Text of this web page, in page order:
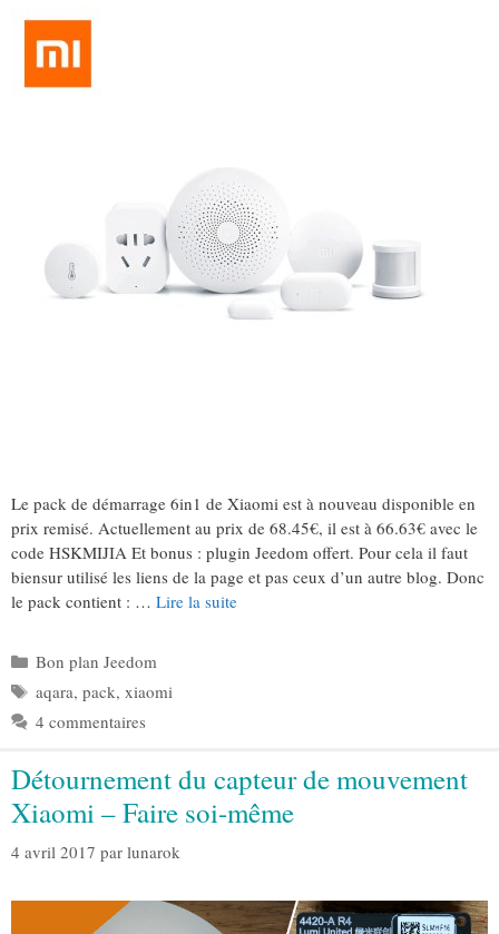
Le pack de démarrage 6in1 de Xiaomi est à nouveau disponible en
prix remisé. Actuellement au prix de 68.45€, il est à 66.63€ avec le
code HSKMIJIA Et bonus : plugin Jeedom offert. Pour cela il faut
biensur utilisé les liens de la page et pas ceux d’un autre blog. Donc
le pack contient : … Lire la suite
Catégories
Bon plan Jeedom
Étiquettes
aqara, pack, xiaomi
4 commentaires
Détournement du capteur de mouvement
Xiaomi – Faire soi-même
4 avril 2017 par lunarok